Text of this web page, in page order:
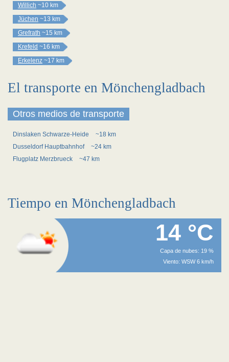
Willich ~10 km
Jüchen ~13 km
Grefrath ~15 km
Krefeld ~16 km
Erkelenz ~17 km
El transporte en Mönchengladbach
Otros medios de transporte
Dinslaken Schwarze-Heide
~18 km
Dusseldorf Hauptbahnhof
~24 km
Flugplatz Merzbrueck
~47 km
Tiempo en Mönchengladbach
14 °C
Capa de nubes: 19 %
Viento: WSW 6 km/h